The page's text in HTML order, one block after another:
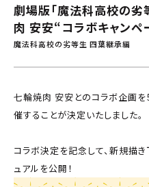
劇場版「魔法科高校の
肉 安安“コラボキャンペ
魔法科高校の劣等生 四葉継承編
七輪焼肉 安安とのコラボ企画を
催することが決定いたしました。
コラボ決定を記念して、新規描
ュアルを公開！